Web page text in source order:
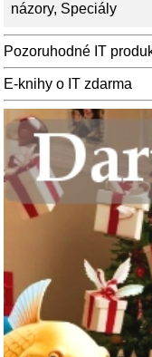
názory, Speciály
Pozoruhodné IT
E-knihy o IT zdarma